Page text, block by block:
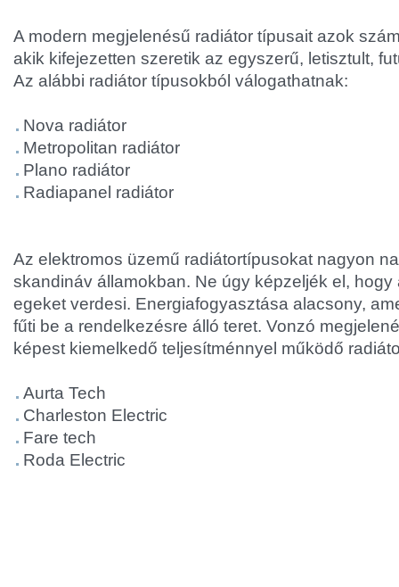
A modern megjelenésű radiátor típusait azok
akik kifejezetten szeretik az egyszerű, letisztult,
Az alábbi radiátor típusokból válogathatnak:
Nova radiátor
Metropolitan radiátor
Plano radiátor
Radiapanel radiátor
Az elektromos üzemű radiátortípusokat nagyon
skandináv államokban. Ne úgy képzeljék el, hogy
egeket verdesi. Energiafogyasztása alacsony,
fűti be a rendelkezésre álló teret. Vonzó
képest kiemelkedő teljesítménnyel működő
Aurta Tech
Charleston Electric
Fare tech
Roda Electric